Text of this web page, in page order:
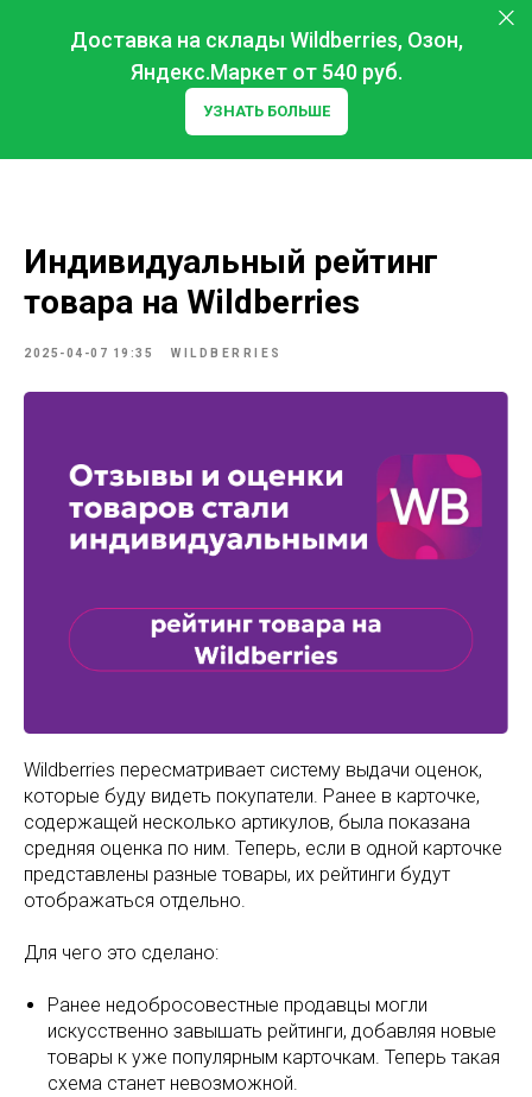
Доставка на склады Wildberries, Озон,
Яндекс.Маркет от 540 руб.
УЗНАТЬ БОЛЬШЕ
Индивидуальный рейтинг
товара на Wildberries
2025-04-07 19:35 WILDBERRIES
Wildberries пересматривает систему выдачи оценок,
которые буду видеть покупатели. Ранее в карточке,
содержащей несколько артикулов, была показана
средняя оценка по ним. Теперь, если в одной карточке
представлены разные товары, их рейтинги будут
отображаться отдельно.
Для чего это сделано:
Ранее недобросовестные продавцы могли
искусственно завышать рейтинги, добавляя новые
товары к уже популярным карточкам. Теперь такая
схема станет невозможной.